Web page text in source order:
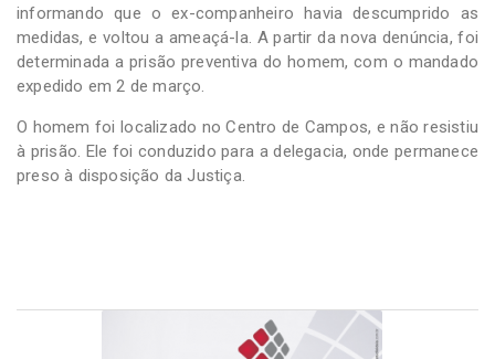
informando que o ex-companheiro havia descumprido as
medidas, e voltou a ameaçá-la. A partir da nova denúncia, foi
determinada a prisão preventiva do homem, com o mandado
expedido em 2 de março.
O homem foi localizado no Centro de Campos, e não resistiu
à prisão. Ele foi conduzido para a delegacia, onde permanece
preso à disposição da Justiça.